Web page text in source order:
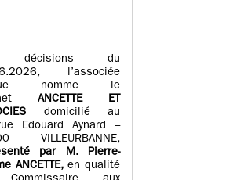
décisions du
l’associée
nomme le
ANCETTE ET
domicilié au
Edouard Aynard –
VILLEURBANNE,
par M.Pierre-
ANCETTE, en qualité